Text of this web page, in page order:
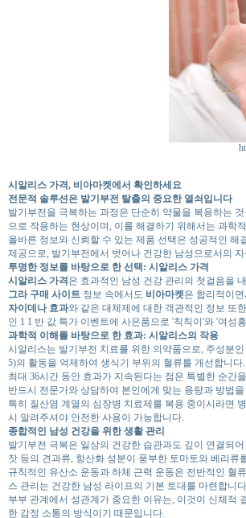
시알리스 가격, 비아마켓에서 확인하세요
전문적 솔루션은 발기부전 탈출의 중요한 열쇠입니다
발기부전을 극복하는 과정은 단순히 약물을 복용하는
으로 작용하는 현상이며, 이를 해결하기 위해서는 과학
올바른 정보와 신뢰할 수 있는 제품 선택은 성공적인 해
제공으로, 발기부전에서 벗어나 건강한 남성으로서의
투명한 정보를 바탕으로 한 선택: 시알리스 가격
시알리스 가격 은 효과적인 남성 건강 관리의 첫걸음을
그라 구매 사이트 정보 속에서도 비아마켓은 합리적이
자이데나 효과와 같은 대체제에 대한 객관적인 정보 또
인 1 1 반 값 특가 이벤트에 사은품으로 '칙칙이'와 '여성
과학적 이해를 바탕으로 한 효과: 시알리스의 작용
시알리스는 발기부전 치료를 위한 의약품으로, 주성분
5)의 활동을 억제하여 생식기 부위의 혈류를 개선합니
최대 36시간 동안 효과가 지속된다는 점은 특별한 순간
반드시 전문가와 상담하여 본인에게 맞는 용량과 방법
특히 질산염 계열의 심장병 치료제를 복용 중이시라면
시 알려주셔야 안전한 사용이 가능합니다.
종합적인 남성 건강을 위한 생활 관리
발기부전 극복은 일상의 건강한 습관과도 깊이 연결되
잣 등의 견과류, 항산화 성분이 풍부한 토마토와 베리류
규칙적인 유산소 운동과 하체 근력 운동은 전반적인 혈
스 관리는 건강한 남성 라이프의 기본 토대를 마련합니
부부 관계에서 성관계가 중요한 이유는, 이것이 신체적
한 감정 소통의 방식이기 때문입니다.